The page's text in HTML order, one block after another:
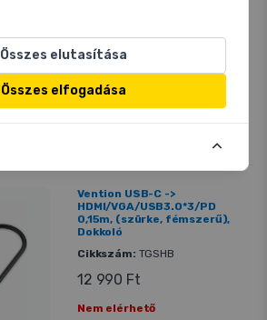
8 190 Ft
Vention USB-C ->
HDMI/VGA/USB3.0*3/PD
0,15m, (szürke, fémszerű),
Dokkoló
Cikkszám: TGSHB
12 990 Ft
Nem elérhető
Összes elutasítása
Összes elfogadása